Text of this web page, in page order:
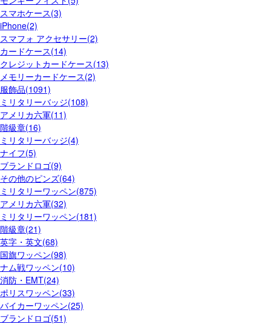
スマホケース(3)
iPhone(2)
スマフォ アクセサリー(2)
カードケース(14)
クレジットカードケース(13)
メモリーカードケース(2)
服飾品(1091)
ミリタリーバッジ(108)
アメリカ六軍(11)
階級章(16)
ミリタリーバッジ(4)
ナイフ(5)
ブランドロゴ(9)
その他のピンズ(64)
ミリタリーワッペン(875)
アメリカ六軍(32)
ミリタリーワッペン(181)
階級章(21)
英字・英文(68)
国旗ワッペン(98)
ナム戦ワッペン(10)
消防・EMT(24)
ポリスワッペン(33)
バイカーワッペン(25)
ブランドロゴ(51)